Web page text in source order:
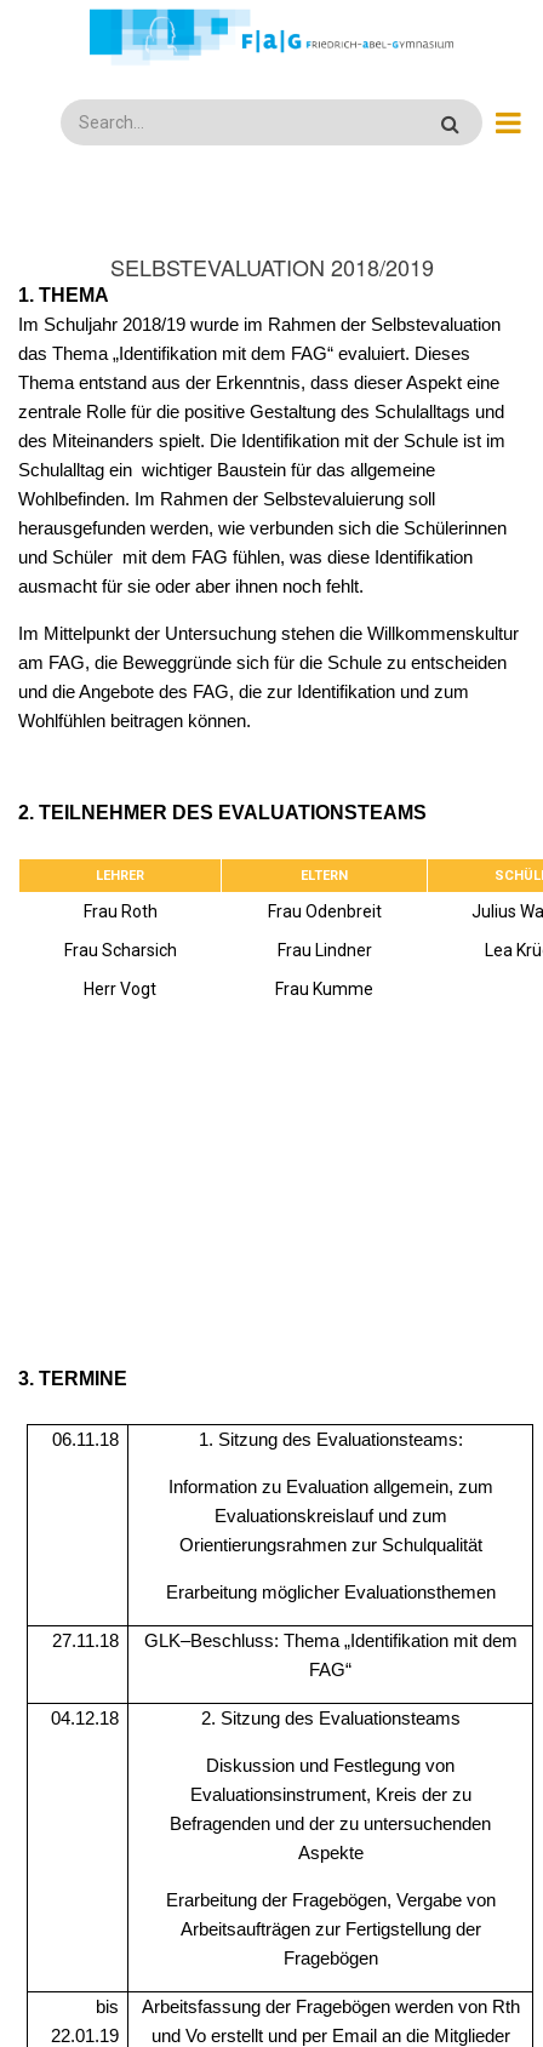
Search
SELBSTEVALUATION 2018/2019
1. THEMA
Im Schuljahr 2018/19 wurde im Rahmen der Selbstevaluation
das Thema „Identifikation mit dem FAG“ evaluiert. Dieses
Thema entstand aus der Erkenntnis, dass dieser Aspekt eine
zentrale Rolle für die positive Gestaltung des Schulalltags und
des Miteinanders spielt. Die Identifikation mit der Schule ist im
Schulalltag ein wichtiger Baustein für das allgemeine
Wohlbefinden. Im Rahmen der Selbstevaluierung soll
herausgefunden werden, wie verbunden sich die Schülerinnen
und Schüler mit dem FAG fühlen, was diese Identifikation
ausmacht für sie oder aber ihnen noch fehlt.
Im Mittelpunkt der Untersuchung stehen die Willkommenskultur
am FAG, die Beweggründe sich für die Schule zu entscheiden
und die Angebote des FAG, die zur Identifikation und zum
Wohlfühlen beitragen können.
2. TEILNEHMER DES EVALUATIONSTEAMS
LEHRER ELTERN
Frau Roth Frau Odenbreit
Julius
Frau Scharsich
Frau Lindner
Lea
Herr Vogt
Frau Kumme
3. TERMINE
06.11.18 1. Sitzung des Evaluationsteams:
Information zu Evaluation allgemein, zum
Evaluationskreislauf und zum
Orientierungsrahmen zur Schulqualität
Erarbeitung möglicher Evaluationsthemen
27.11.18
GLK–Beschluss: Thema „Identifikation mit dem
FAG“
04.12.18 2. Sitzung des Evaluationsteams
Diskussion und Festlegung von
Evaluationsinstrument, Kreis der zu
Befragenden und der zu untersuchenden
Aspekte
Erarbeitung der Fragebögen, Vergabe von
Arbeitsaufträgen zur Fertigstellung der
Fragebögen
bis
22.01.19
Arbeitsfassung der Fragebögen werden von Rth
und Vo erstellt und per Email an die Mitglieder